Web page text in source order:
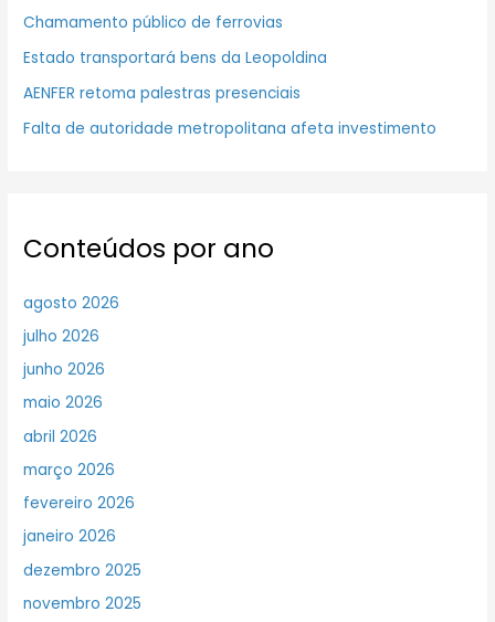
Chamamento público de ferrovias
Estado transportará bens da Leopoldina
AENFER retoma palestras presenciais
Falta de autoridade metropolitana afeta investimento
Conteúdos por ano
agosto 2026
julho 2026
junho 2026
maio 2026
abril 2026
março 2026
fevereiro 2026
janeiro 2026
dezembro 2025
novembro 2025